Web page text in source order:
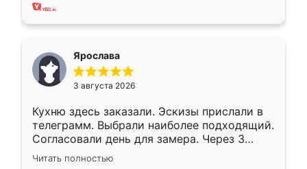
Ярослава
3 августа 2026
Кухню здесь заказали. Эскизы прислали в
телеграмм. Выбрали наиболее подходящий.
Согласовали день для замера. Через 3
недели кухня была уже готова. Остались
довольны работой. Спасибо Ренессанс
Читать полностью